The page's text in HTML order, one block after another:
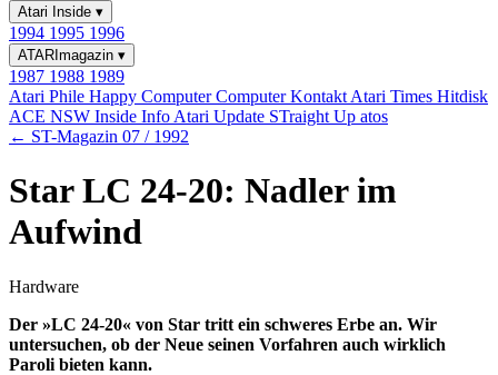
Atari Inside ▾
1994 1995 1996
ATARImagazin ▾
1987 1988 1989
Atari Phile Happy ComputerComputer Kontakt Atari Times Hitdisk
ACE NSW Inside Info Atari Update STraight Up atos
← ST-Magazin 07 / 1992
Star LC 24-20: Nadler im
Aufwind
Hardware
Der »LC 24-20« von Star tritt ein schweres Erbe an. Wir
untersuchen, ob der Neue seinen Vorfahren auch wirklich
Paroli bieten kann.